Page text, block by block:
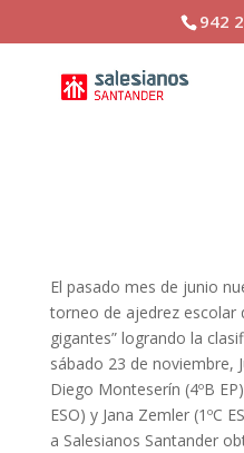
942
El pasado mes de junio
torneo de ajedrez escolar
gigantes” logrando la
sábado 23 de noviembre,
Diego Monteserín (4ºB
ESO) y Jana Zemler (1ºC
a Salesianos Santander